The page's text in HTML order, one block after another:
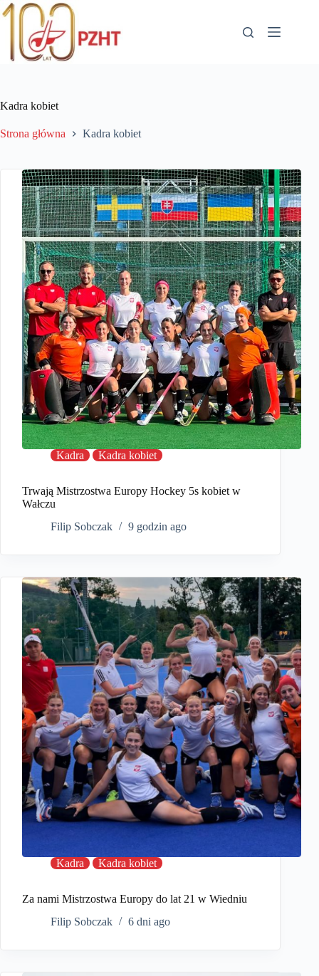
Przejdź
do
Kadra kobiet
Strona główna Kadra kobiet
Kadra Kadra kobiet
Trwają Mistrzostwa Europy Hockey 5s kobiet w
Wałczu
Filip Sobczak
9 godzin ago
Kadra Kadra kobiet
Za nami Mistrzostwa Europy do lat 21 w Wiedniu
Filip Sobczak
6 dni ago